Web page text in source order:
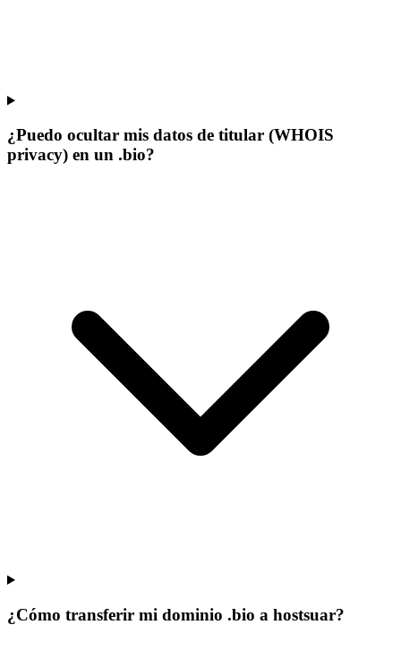
¿Puedo ocultar mis datos de titular (WHOIS
privacy) en un .bio?
¿Cómo transferir mi dominio .bio a hostsuar?